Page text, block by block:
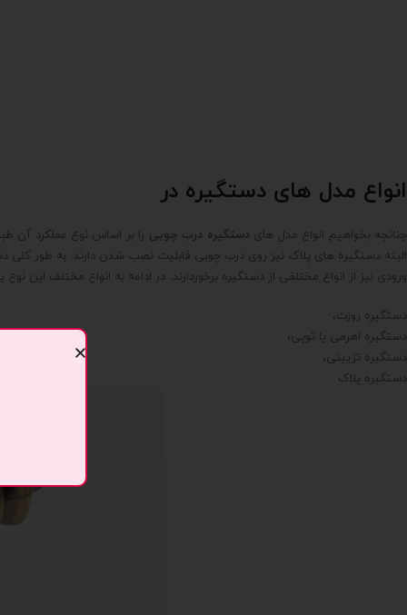
انواع مدل های دستگیره در
چنانچه بخواهیم انواع مدل های دستگیره درب چوبی را بر اساس نوع عملکرد آن
البته دستگیره های پلاک نیز روی درب چوبی قابلیت نصب شدن دارند. به طور
ورودی نیز از انواع مختلفی از دستگیره برخوردارند. در ادامه به انواع مختلف این
دستگیره روزت،
دستگیره اهرمی یا توپی،
دستگیره تزیینی،
دستگیره پلاک